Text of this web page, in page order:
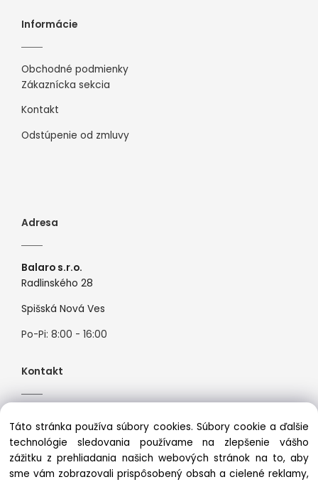
Informácie
Obchodné podmienky
Zákaznícka sekcia
Kontakt
Odstúpenie od zmluvy
Adresa
Balaro s.r.o.
Radlinského 28
Spišská Nová Ves
Po-Pi: 8:00 - 16:00
Kontakt
Mail:info@premiosport.sk
Táto stránka používa súbory cookies. Súbory cookie a ďalšie
technológie sledovania používame na zlepšenie vášho
zážitku z prehliadania našich webových stránok na to, aby
sme vám zobrazovali prispôsobený obsah a cielené reklamy,